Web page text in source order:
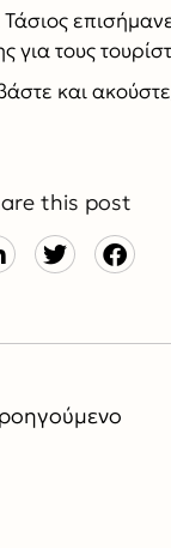
για τους
και ακούστε
this post